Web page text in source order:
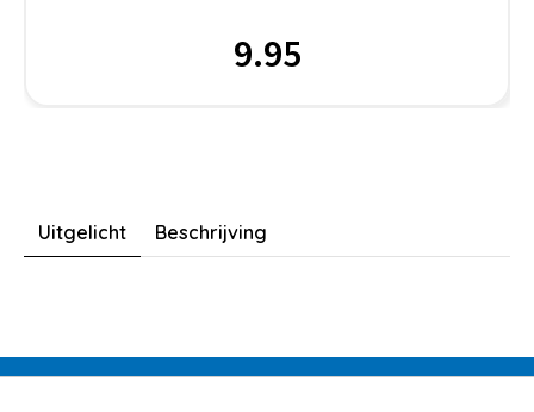
9.95
Uitgelicht Beschrijving